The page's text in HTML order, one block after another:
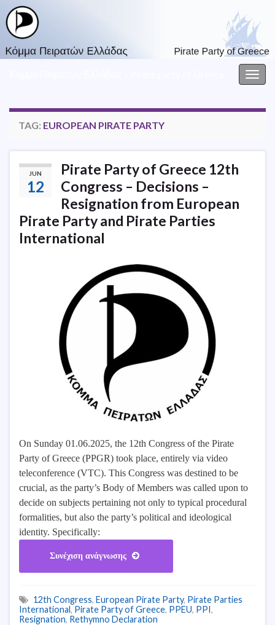
TAG: EUROPEAN PIRATE PARTY
JUN
12
Pirate Party of Greece 12th
Congress – Decisions –
Resignation from European
Pirate Party and Pirate Parties
International
On Sunday 01.06.2025, the 12th Congress of the Pirate
Party of Greece (PPGR) took place, entirely via video
teleconference (VTC). This Congress was destined to be
crucial, as the party’s Body of Members was called upon to
decide on subjects pertaining not only to typical procedural
formalities, but also the party’s political and ideological
identity. Specifically:
Συνέχιση ανάγνωσης
12th Congress, European Pirate Party, Pirate Parties
International, Pirate Party of Greece, PPEU, PPI,
Resignation, Rethymno Declaration